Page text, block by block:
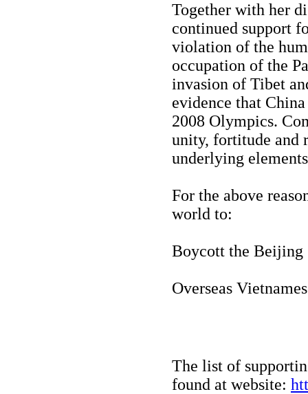
Together with her
continued support
violation of the
occupation of the
invasion of Tibet
evidence that
2008 Olympics.
unity, fortitude and
underlying
For the above
world to:
Boycott the Beijing
Overseas
The list of
found at website: